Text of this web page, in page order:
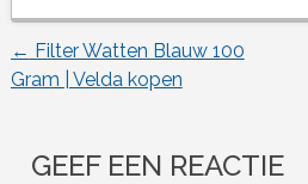
Berichtnavigatie
← Filter Watten Blauw 100
Gram | Velda kopen
GEEF EEN REACTIE